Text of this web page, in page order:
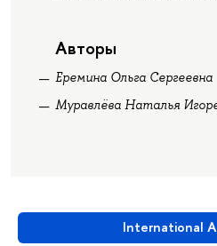
International
Авторы
Еремина Ольга Сергеевна
Муравлёва Наталья